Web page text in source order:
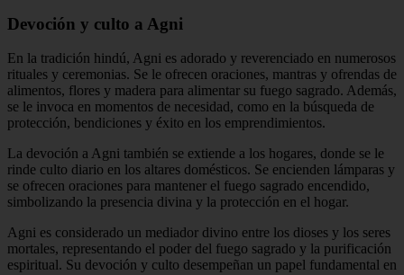
Devoción y culto a Agni
En la tradición hindú, Agni es adorado y reverenciado en numerosos
rituales y ceremonias. Se le ofrecen oraciones, mantras y ofrendas de
alimentos, flores y madera para alimentar su fuego sagrado. Además,
se le invoca en momentos de necesidad, como en la búsqueda de
protección, bendiciones y éxito en los emprendimientos.
La devoción a Agni también se extiende a los hogares, donde se le
rinde culto diario en los altares domésticos. Se encienden lámparas y
se ofrecen oraciones para mantener el fuego sagrado encendido,
simbolizando la presencia divina y la protección en el hogar.
Agni es considerado un mediador divino entre los dioses y los seres
mortales, representando el poder del fuego sagrado y la purificación
espiritual. Su devoción y culto desempeñan un papel fundamental en